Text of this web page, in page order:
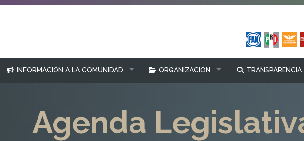
INFORMACIÓN A LA COMUNIDAD ORGANIZACIÓN TRANSPARENCIA
Agenda